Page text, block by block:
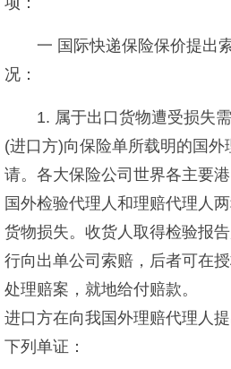
一 国际快递保险保价提出
况：
1. 属于出口货物遭受损失
(进口方)向保险单所载明的国外
请。各大保险公司世界各主要
国外检验代理人和理赔代理人
货物损失。收货人取得检验报
行向出单公司索赔，后者可在
处理赔案，就地给付赔款。
进口方在向我国外理赔代理人
下列单证：